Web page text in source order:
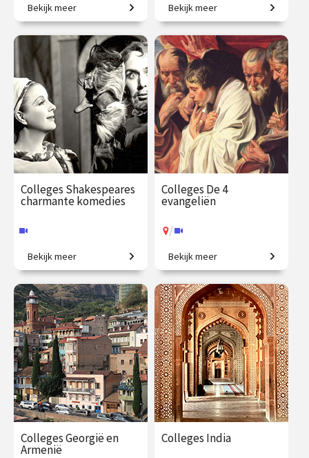
Het bekende kerstverhaal
van Charles Dickens.
€ 19.00 / €
23.50
vanaf 12
dec.
Op locatie
Bekijk meer
Creatieve steden, van
Athene tot New York.
€ 345.00
vanaf 23
sep.
Online
Bekijk meer
Colleges Shakespeares
charmante komedies
Een love story.
€ 217.00
vanaf 22
sep.
Online
Bekijk meer
Colleges De 4
evangeliën
/
De verhalen achter
Mattheüs, Markus, Lucas en
Johannes.
€ 195.00
vanaf 27
jan.
/ Op locatie of online
Bekijk meer
Colleges Georgië en
Armenië
Colleges India